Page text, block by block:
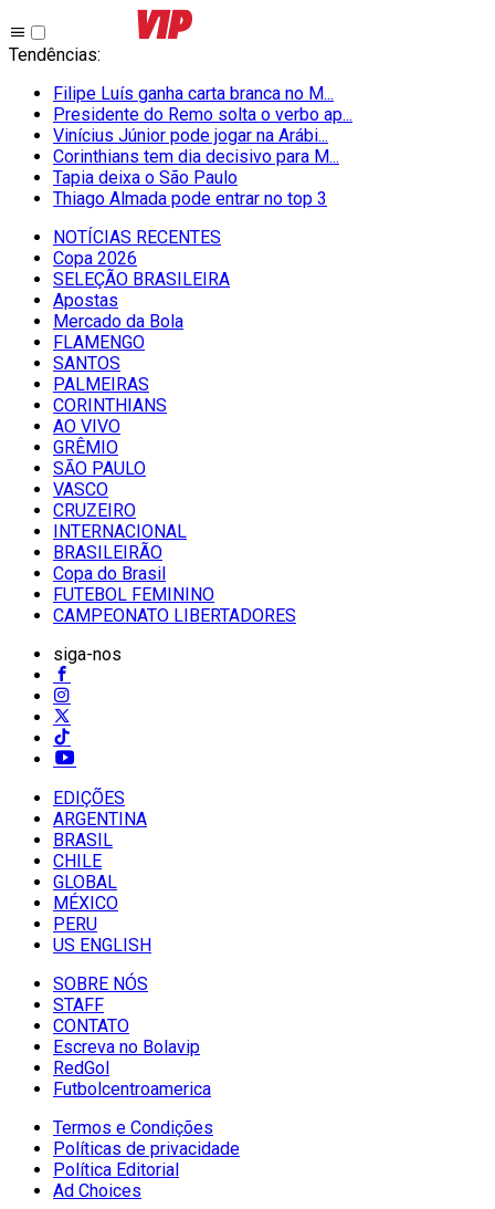
Tendências:
Filipe Luís ganha carta branca no M...
Presidente do Remo solta o verbo ap...
Vinícius Júnior pode jogar na Arábi...
Corinthians tem dia decisivo para M...
Tapia deixa o São Paulo
Thiago Almada pode entrar no top 3
NOTÍCIAS RECENTES
Copa 2026
SELEÇÃO BRASILEIRA
Apostas
Mercado da Bola
FLAMENGO
SANTOS
PALMEIRAS
CORINTHIANS
AO VIVO
GRÊMIO
SĀO PAULO
VASCO
CRUZEIRO
INTERNACIONAL
BRASILEIRÃO
Copa do Brasil
FUTEBOL FEMININO
CAMPEONATO LIBERTADORES
siga-nos
EDIÇÕES
ARGENTINA
BRASIL
CHILE
GLOBAL
MÉXICO
PERU
US ENGLISH
SOBRE NÓS
STAFF
CONTATO
Escreva no Bolavip
RedGol
Futbolcentroamerica
Termos e Condições
Políticas de privacidade
Política Editorial
Ad Choices